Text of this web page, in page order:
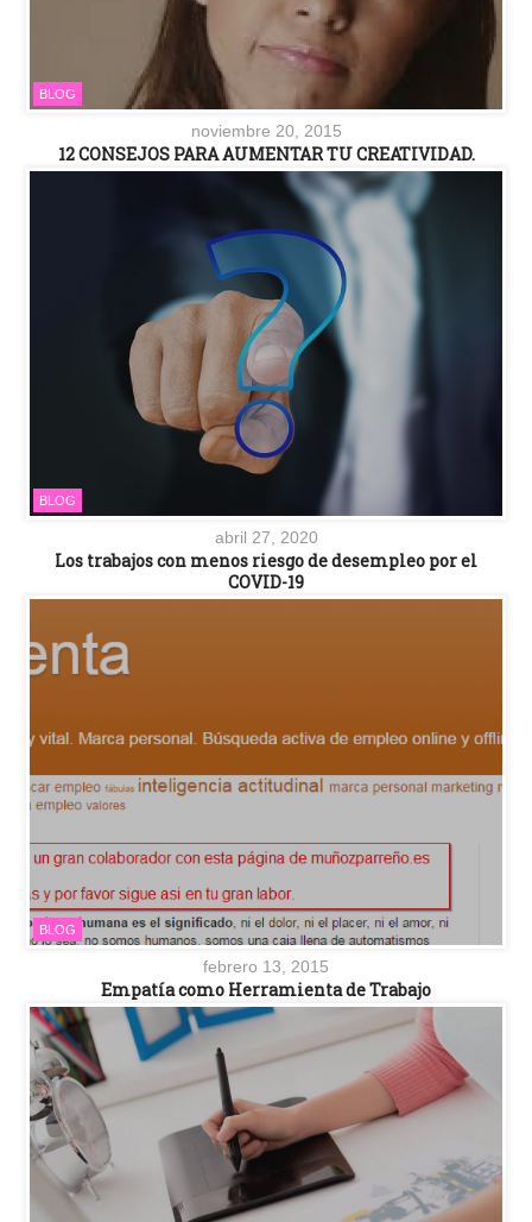
BLOG
noviembre 20, 2015
12 CONSEJOS PARA AUMENTAR TU CREATIVIDAD.
BLOG
abril 27, 2020
Los trabajos con menos riesgo de desempleo por el
COVID-19
BLOG
febrero 13, 2015
Empatía como Herramienta de Trabajo